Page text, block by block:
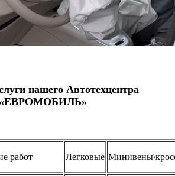
нашего Автотехцентра
«ЕВРОМОБИЛЬ»
работ Легковые